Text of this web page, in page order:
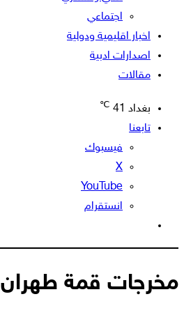
اجتماعي
اخبار اقليمية ودولية
اصدارات ادبية
مقالات
بغداد 41
℃
تابعنا
فيسبوك
‫X
‫YouTube
انستقرام
المظلم
مخرجات قمة طهران